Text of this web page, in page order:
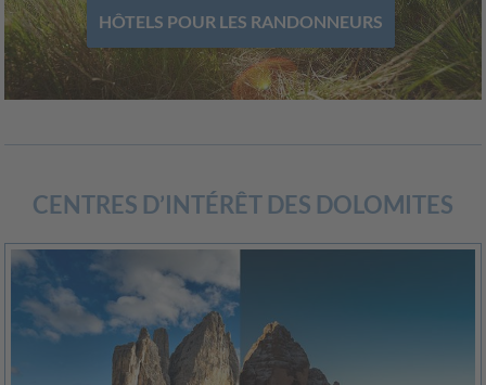
HÔTELS POUR LES RANDONNEURS
CENTRES D’INTÉRÊT DES DOLOMITES